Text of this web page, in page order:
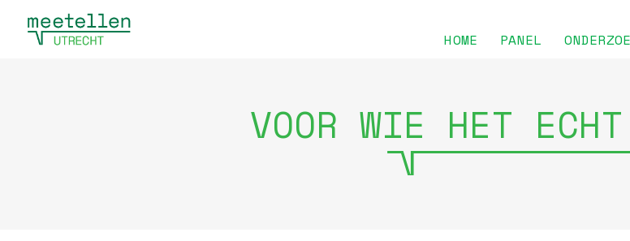
HOME PANEL
VOOR WIE HET